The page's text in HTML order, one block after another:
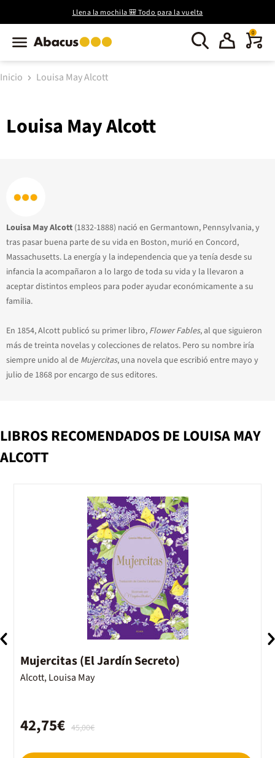
Llena la mochila 🎒 Todo para la vuelta
0
Inicio Louisa May Alcott
Louisa May Alcott
Louisa May Alcott (1832-1888) nació en Germantown, Pennsylvania, y
tras pasar buena parte de su vida en Boston, murió en Concord,
Massachusetts. La energía y la independencia que ya tenía desde su
infancia la acompañaron a lo largo de toda su vida y la llevaron a
aceptar distintos empleos para poder ayudar económicamente a su
familia.
En 1854, Alcott publicó su primer libro, Flower Fables, al que siguieron
más de treinta novelas y colecciones de relatos. Pero su nombre iría
siempre unido al de Mujercitas, una novela que escribió entre mayo y
julio de 1868 por encargo de sus editores.
LIBROS RECOMENDADOS DE LOUISA MAY
ALCOTT
Mujercitas (El Jardín Secreto)
Alcott, Louisa May
45,00€
42,75€